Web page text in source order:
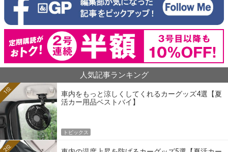
人気記事ランキング
車内をもっと涼しくしてくれるカーグッズ4選【夏
活カー用品ベストバイ】
1位
トピックス
2位